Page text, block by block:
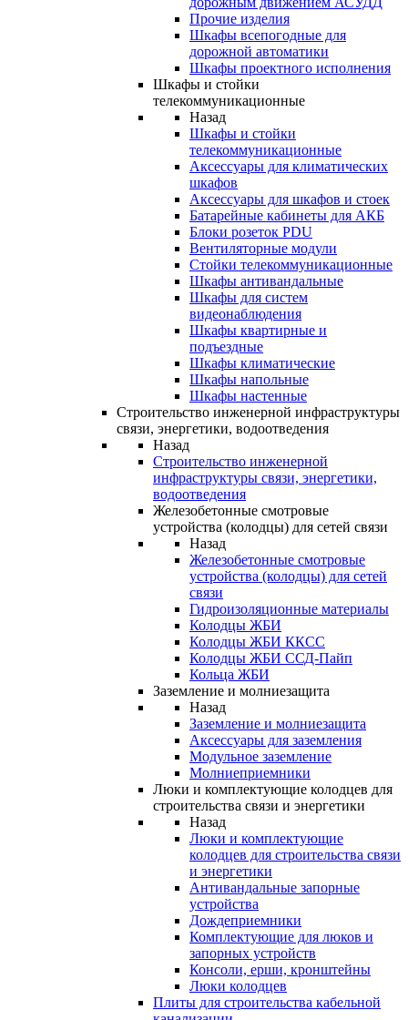
Прочие изделия
Шкафы всепогодные для
дорожной автоматики
Шкафы проектного исполнения
Шкафы и стойки
телекоммуникационные
Назад
Шкафы и стойки
телекоммуникационные
Аксессуары для климатических
шкафов
Аксессуары для шкафов и стоек
Батарейные кабинеты для АКБ
Блоки розеток PDU
Вентиляторные модули
Стойки телекоммуникационные
Шкафы антивандальные
Шкафы для систем
видеонаблюдения
Шкафы квартирные и
подъездные
Шкафы климатические
Шкафы напольные
Шкафы настенные
Строительство инженерной инфраструктуры
связи, энергетики, водоотведения
Назад
Строительство инженерной
инфраструктуры связи, энергетики,
водоотведения
Железобетонные смотровые
устройства (колодцы) для сетей связи
Назад
Железобетонные смотровые
устройства (колодцы) для сетей
связи
Гидроизоляционные материалы
Колодцы ЖБИ
Колодцы ЖБИ ККСС
Колодцы ЖБИ ССД-Пайп
Кольца ЖБИ
Заземление и молниезащита
Назад
Заземление и молниезащита
Аксессуары для заземления
Модульное заземление
Молниеприемники
Люки и комплектующие колодцев для
строительства связи и энергетики
Назад
Люки и комплектующие
колодцев для строительства связи
и энергетики
Антивандальные запорные
устройства
Дождеприемники
Комплектующие для люков и
запорных устройств
Консоли, ерши, кронштейны
Люки колодцев
Плиты для строительства кабельной